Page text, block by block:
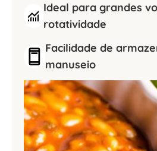
Ideal para grandes
rotatividade
Facilidade de
manuseio